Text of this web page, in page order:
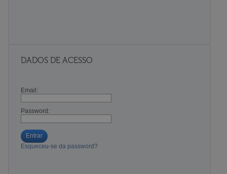
DADOS DE ACESSO
Email:
Password:
Entrar
Esqueceu-se da password?